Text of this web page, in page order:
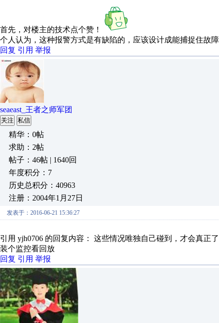
首先，对楼主的技术点个赞！
个人认为，这种报警方式是有缺陷的，应该设计成能捕捉住故
回复 引用 举报
seaeast_王者之师军团
关注 私信
精华：0帖
求助：2帖
帖子：46帖 | 1640回
年度积分：7
历史总积分：40963
注册：2004年1月27日
发表于：2016-06-21 15:36:27
引用 yjh0706 的回复内容： 这些情况唯独自己碰到，才会真正
装个监控看回放
回复 引用 举报